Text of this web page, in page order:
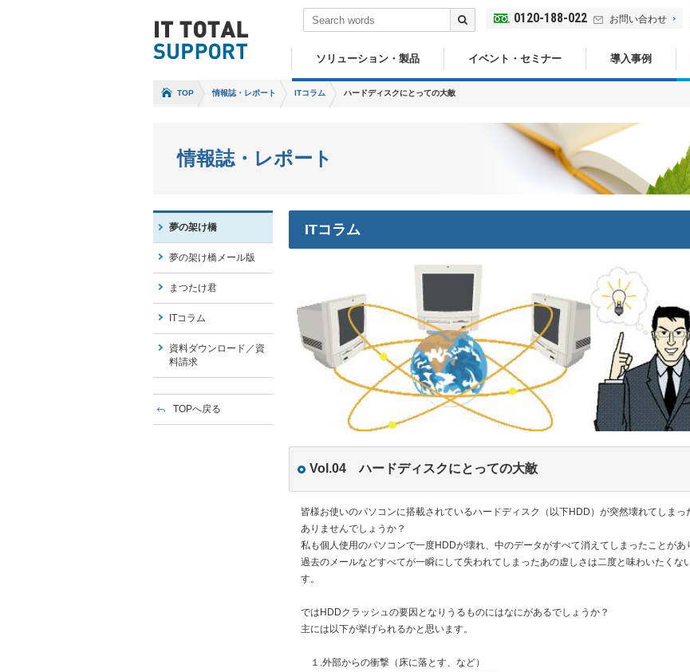
0120-188-022 お問い合わせ
ソリューション・製品 イベント・セミナー 導入事例
TOP 情報誌・レポート ITコラム ハードディスクにとっての大敵
情報誌・レポート
ITコラム
Vol.04 ハードディスクにとっての大敵
皆様お使いのパソコンに搭載されているハードディスク（以下HDD）が突然壊れてしまっ
ありませんでしょうか？
私も個人使用のパソコンで一度HDDが壊れ、中のデータがすべて消えてしまったことがあ
過去のメールなどすべてが一瞬にして失われてしまったあの虚しさは二度と味わいたくな
す。
ではHDDクラッシュの要因となりうるものにはなにがあるでしょうか？
主には以下が挙げられるかと思います。
１.外部からの衝撃（床に落とす、など）
夢の架け橋
夢の架け橋メール版
まつたけ君
ITコラム
資料ダウンロード／資
料請求
TOPへ戻る